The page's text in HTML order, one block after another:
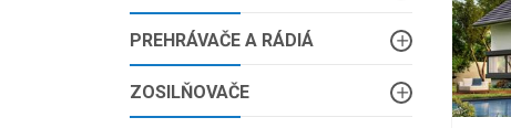
PREHRÁVAČE A RÁDIÁ
ZOSILŇOVAČE